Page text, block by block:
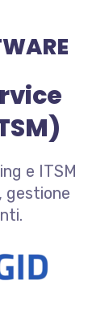
e ITSM
gestione